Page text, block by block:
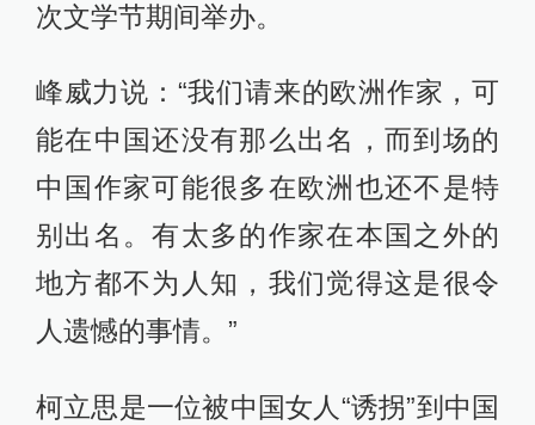
次文学节期间举办。
峰威力说：“我们请来的欧洲作家，可
能在中国还没有那么出名，而到场的
中国作家可能很多在欧洲也还不是特
别出名。有太多的作家在本国之外的
地方都不为人知，我们觉得这是很令
人遗憾的事情。”
柯立思是一位被中国女人“诱拐”到中国